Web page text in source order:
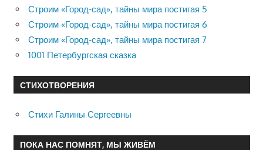
Строим «Город-сад», тайны мира постигая 5
Строим «Город-сад», тайны мира постигая 6
Строим «Город-сад», тайны мира постигая 7
1001 Петербургская сказка
СТИХОТВОРЕНИЯ
Стихи Галины Сергеевны
ПОКА НАС ПОМНЯТ, МЫ ЖИВЁМ